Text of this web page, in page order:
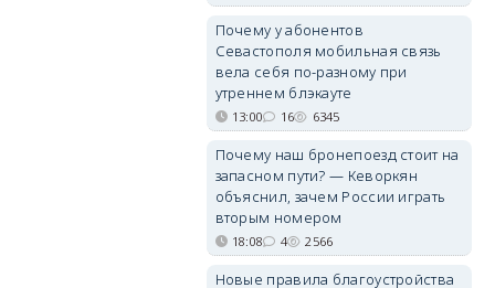
Почему у абонентов
Севастополя мобильная связь
вела себя по-разному при
утреннем блэкауте
13:00 16 6345
Почему наш бронепоезд стоит на
запасном пути? — Кеворкян
объяснил, зачем России играть
вторым номером
18:08 4 2566
Новые правила благоустройства